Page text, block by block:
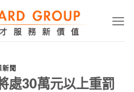
新聞
處30萬元以上重罰